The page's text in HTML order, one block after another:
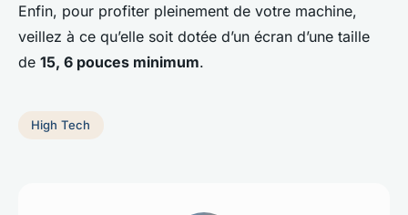
Enfin, pour profiter pleinement de votre machine,
veillez à ce qu’elle soit dotée d’un écran d’une taille
de 15, 6 pouces minimum.
High Tech